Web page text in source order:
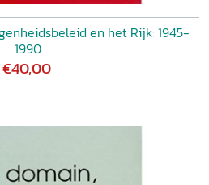
en het Rijk: 1945-
1990
€40,00